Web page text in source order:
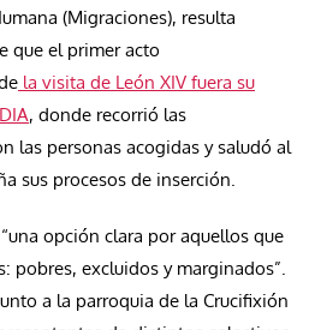
(Migraciones), resulta
que el primer acto
la visita de León XIV fuera su
, donde recorrió las
las personas acogidas y saludó al
sus procesos de inserción.
opción clara por aquellos que
pobres, excluidos y marginados”.
a la parroquia de la Crucifixión